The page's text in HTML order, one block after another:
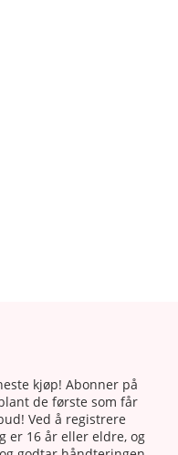
kjøp! Abonner på
de første som får
Ved å registrere
er 16 år eller eldre, og